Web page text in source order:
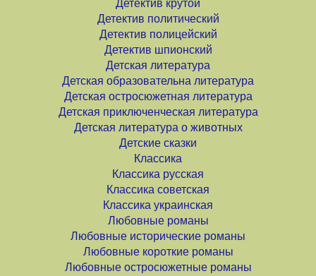
Детектив крутой
Детектив политический
Детектив полицейский
Детектив шпионский
Детская литература
Детская образовательна литература
Детская остросюжетная литература
Детская приключенческая литература
Детская литература о животных
Детские сказки
Классика
Классика русская
Классика советская
Классика украинская
Любовные романы
Любовные исторические романы
Любовные короткие романы
Любовные остросюжетные романы